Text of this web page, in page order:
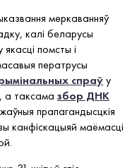
меркаванняў
калі беларусы
помсты і
ператрусы
спраўу
, а таксама збор ДНК
прапагандысцкія
канфіскацыяй маёмасці